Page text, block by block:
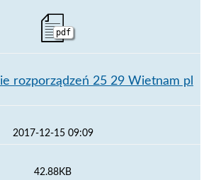
pdf
rozporządzeń 25 29 Wietnam pl
2017-12-15 09:09
42.88KB